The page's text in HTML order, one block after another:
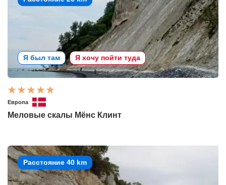
Я был там Я хочу пойти туда
Европа
Меловые скалы Мёнс Клинт
Расстояние 40 km